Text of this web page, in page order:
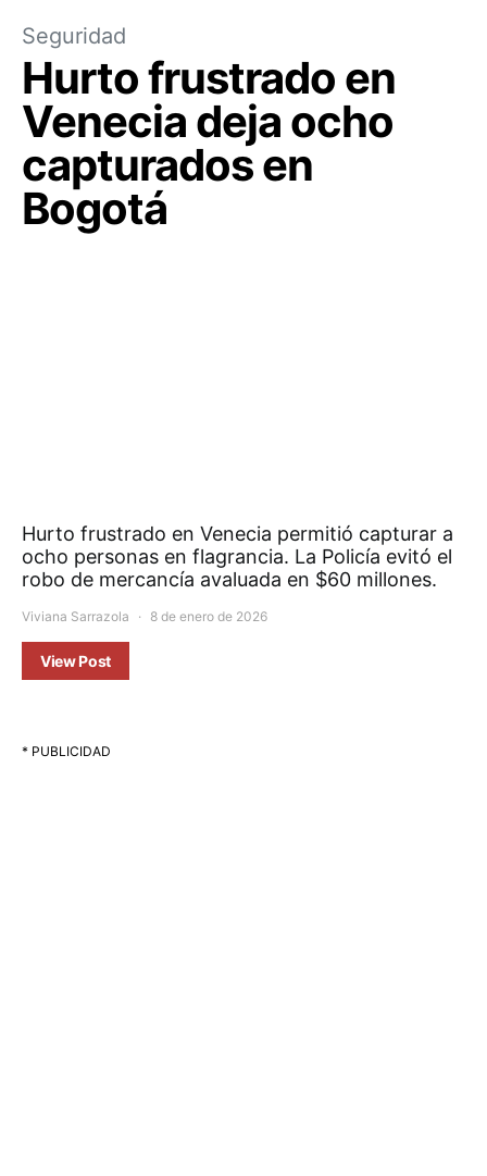
Seguridad
Hurto frustrado en
Venecia deja ocho
capturados en
Bogotá
Hurto frustrado en Venecia permitió capturar a
ocho personas en flagrancia. La Policía evitó el
robo de mercancía avaluada en $60 millones.
Viviana Sarrazola 8 de enero de 2026
View Post
* PUBLICIDAD